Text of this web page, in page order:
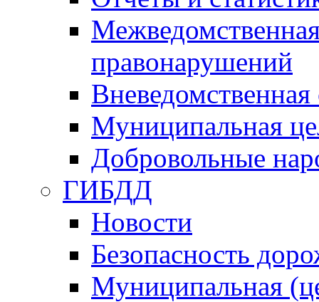
правонарушений
Вневедомственная
Муниципальная
Добровольные
ГИБДД
Новости
Безопасность
Муниципальная